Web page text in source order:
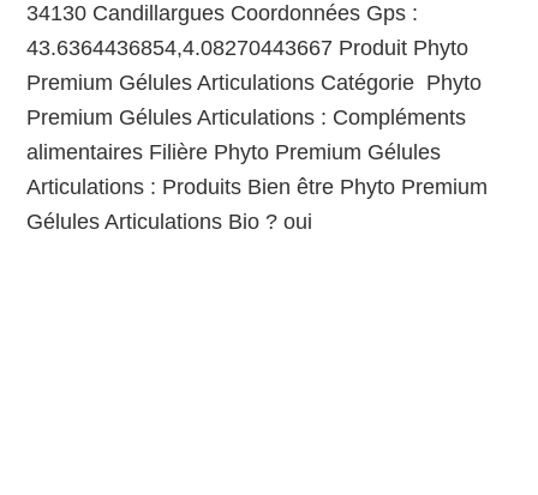
34130 Candillargues Coordonnées Gps :
43.6364436854,4.08270443667 Produit Phyto
Premium Gélules Articulations Catégorie Phyto
Premium Gélules Articulations : Compléments
alimentaires Filière Phyto Premium Gélules
Articulations : Produits Bien être Phyto Premium
Gélules Articulations Bio ? oui